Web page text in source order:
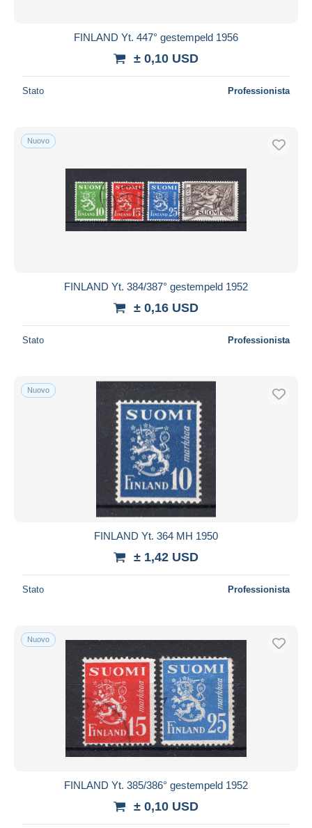
FINLAND Yt. 447° gestempeld 1956
± 0,10 USD
Stato Professionista
Nuovo
FINLAND Yt. 384/387° gestempeld 1952
± 0,16 USD
Stato Professionista
Nuovo
FINLAND Yt. 364 MH 1950
± 1,42 USD
Stato Professionista
Nuovo
FINLAND Yt. 385/386° gestempeld 1952
± 0,10 USD